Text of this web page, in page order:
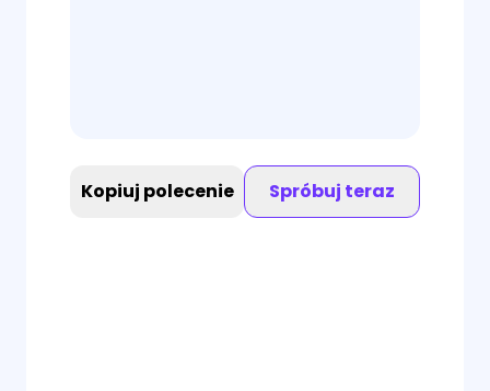
Kopiuj polecenie Spróbuj teraz